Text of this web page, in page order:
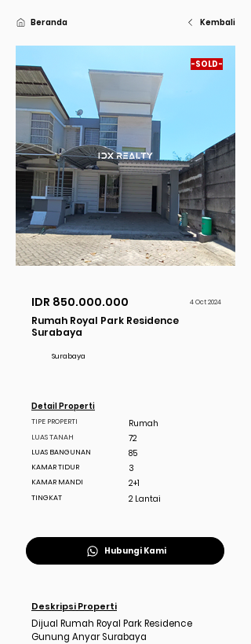
Beranda Kembali
Dijual
-SOLD-
IDR 850.000.000 4 Oct 2024
Rumah Royal Park Residence
Surabaya
Surabaya
Detail Properti
TIPE PROPERTI
LUAS TANAH
LUAS BANGUNAN
KAMAR TIDUR
KAMAR MANDI
TINGKAT
Rumah
72
85
3
2+1
2 Lantai
Hubungi Kami
Deskripsi Properti
Dijual Rumah Royal Park Residence
Gunung Anyar Surabaya